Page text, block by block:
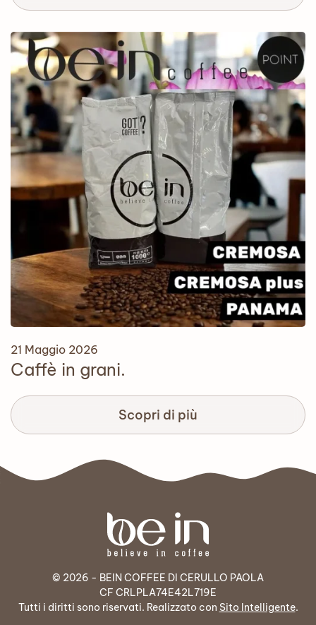
21 Maggio 2026
Caffè in grani.
Scopri di più
© 2026 - BEIN COFFEE DI CERULLO PAOLA
CF CRLPLA74E42L719E
Tutti i diritti sono riservati. Realizzato con Sito Intelligente.